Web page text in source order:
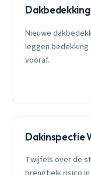
Nieuwe
leggen
vooraf.
Dakinspectie
Twijfels over de